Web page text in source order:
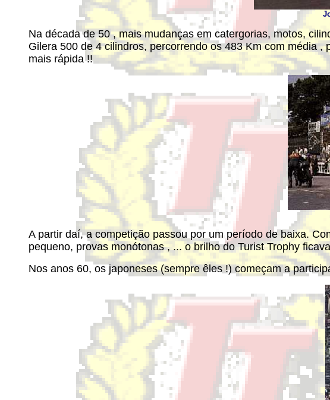
Na década de 50 , mais mudanças em catergorias, motos,
Gilera 500 de 4 cilindros, percorrendo os 483 Km com média
mais rápida !!
A partir daí, a competição passou por um período de baixa.
pequeno, provas monótonas , ... o brilho do Turist Trophy
Nos anos 60, os japoneses (sempre êles !) começam a